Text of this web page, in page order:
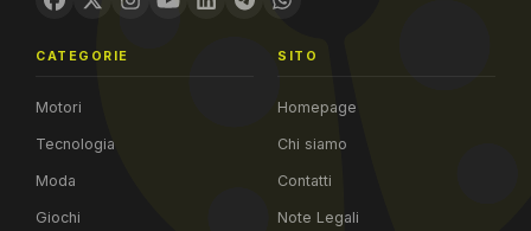
CATEGORIE
Motori
Tecnologia
Moda
Giochi
SITO
Homepage
Chi siamo
Contatti
Note Legali